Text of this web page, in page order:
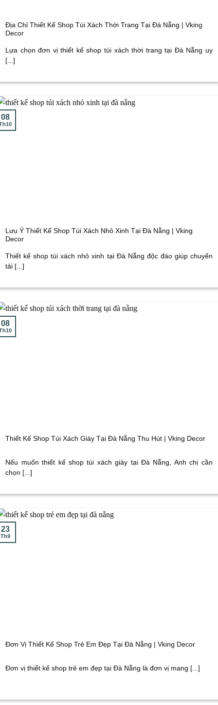
Địa Chỉ Thiết Kế Shop Túi Xách Thời Trang Tại Đà Nẵng | Vking
Decor
Lựa chọn đơn vị thiết kế shop túi xách thời trang tại Đà Nẵng uy
[...]
Lưu Ý Thiết Kế Shop Túi Xách Nhỏ Xinh Tại Đà Nẵng | Vking
Decor
Thiết kế shop túi xách nhỏ xinh tại Đà Nẵng độc đáo giúp chuyển
tải [...]
08
Thiết Kế Shop Túi Xách Giày Tại Đà Nẵng Thu Hút | Vking Decor
Nếu muốn thiết kế shop túi xách giày tại Đà Nẵng, Anh chị cần
chọn [...]
08
Đơn Vị Thiết Kế Shop Trẻ Em Đẹp Tại Đà Nẵng | Vking Decor
Đơn vị thiết kế shop trẻ em đẹp tại Đà Nẵng là đơn vị mang [...]
23
Th9